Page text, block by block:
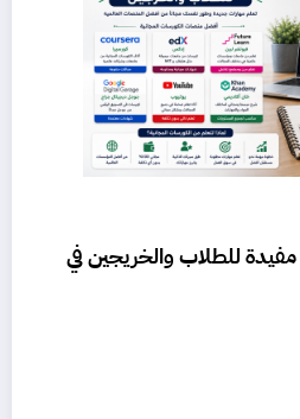
للطلاب والخريجين في